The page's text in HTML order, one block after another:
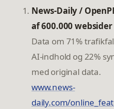
News-Daily /
af 600.000 websider
Data om 71%
AI-indhold og 22%
med original data.
www.news-
daily.com/